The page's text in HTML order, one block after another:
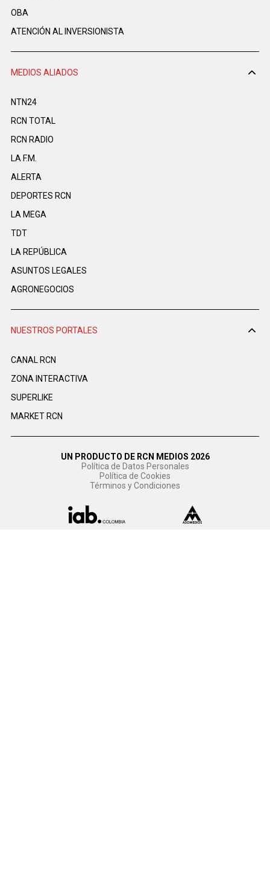
OBA
ATENCIÓN AL INVERSIONISTA
MEDIOS ALIADOS
NTN24
RCN TOTAL
RCN RADIO
LA F.M.
ALERTA
DEPORTES RCN
LA MEGA
TDT
LA REPÚBLICA
ASUNTOS LEGALES
AGRONEGOCIOS
NUESTROS PORTALES
CANAL RCN
ZONA INTERACTIVA
SUPERLIKE
MARKET RCN
UN PRODUCTO DE RCN MEDIOS 2026
Política de Datos Personales
Política de Cookies
Términos y Condiciones